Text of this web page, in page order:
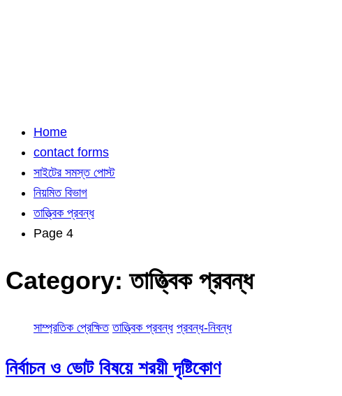
Home
contact forms
সাইটের সমস্ত পোস্ট
নিয়মিত বিভাগ
তাত্ত্বিক প্রবন্ধ
Page 4
Category:তাত্ত্বিক প্রবন্ধ
সাম্প্রতিক প্রেক্ষিত তাত্ত্বিক প্রবন্ধ প্রবন্ধ-নিবন্ধ
নির্বাচন ও ভোট বিষয়ে শরয়ী দৃষ্টিকোণ